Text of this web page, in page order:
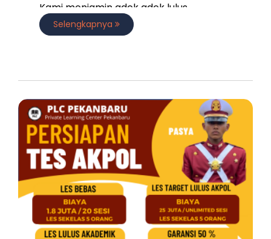
Kami menjamin adek adek lulus
perangkingan Bintara Polri
Selengkapnya